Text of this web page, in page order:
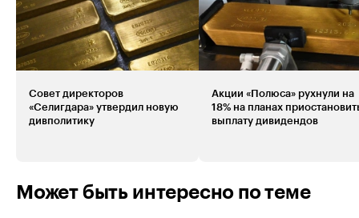
Совет директоров
«Селигдара» утвердил новую
дивполитику
Акции «Полюса» рухнули на
18% на планах
выплату дивидендов
Может быть интересно по теме